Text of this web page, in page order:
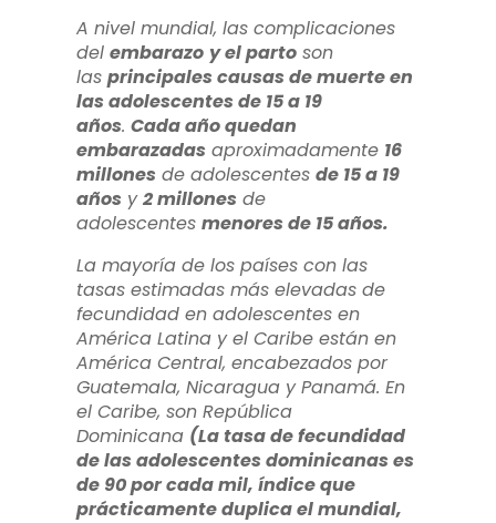
A nivel mundial, las complicaciones
del embarazo y el parto son
las principales causas de muerte en
las adolescentes de 15 a 19
años. Cada año quedan
embarazadas aproximadamente 16
millones de adolescentes de 15 a 19
años y2 millones de
adolescentes menores de 15 años.
La mayoría de los países con las
tasas estimadas más elevadas de
fecundidad en adolescentes en
América Latina y el Caribe están en
América Central, encabezados por
Guatemala, Nicaragua y Panamá. En
el Caribe, son República
Dominicana (La tasa de fecundidad
de las adolescentes dominicanas es
de 90 por cada mil, índice que
prácticamente duplica el mundial,